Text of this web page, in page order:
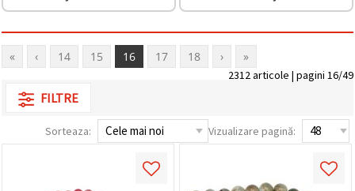
« ‹ 14 15 16 17 18 › »
2312 articole | pagini 16/49
FILTRE
Sorteaza: Vizualizare pagină: